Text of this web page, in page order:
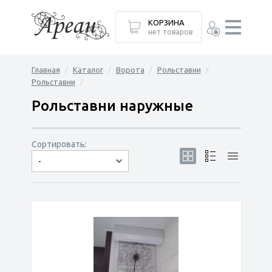
Главная Каталог Ворота
Рольставни
Рольставни
Рольставни наружные
Сортировать:
-
по популярности
сначала дешёвые
сначала дорогие
КОРЗИНА
нет товаров